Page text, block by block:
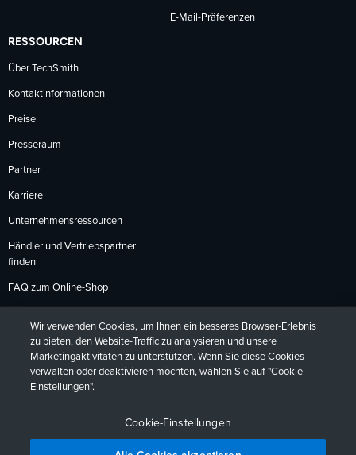
E-Mail-Präferenzen
RESSOURCEN
Über TechSmith
Kontaktinformationen
Preise
Presseraum
Partner
Karriere
Unternehmensressourcen
Händler und Vertriebspartner
finden
FAQ zum Online-Shop
Rückgabebedingungen
DeutschFrançaisEspañol日本語
Wir verwenden Cookies, um Ihnen ein besseres Browser-Erlebnis
zu bieten, den Website-Traffic zu analysieren und unsere
Marketingaktivitäten zu unterstützen. Wenn Sie diese Cookies
verwalten oder deaktivieren möchten, wählen Sie auf "Cookie-
Einstellungen".
Cookie-Einstellungen